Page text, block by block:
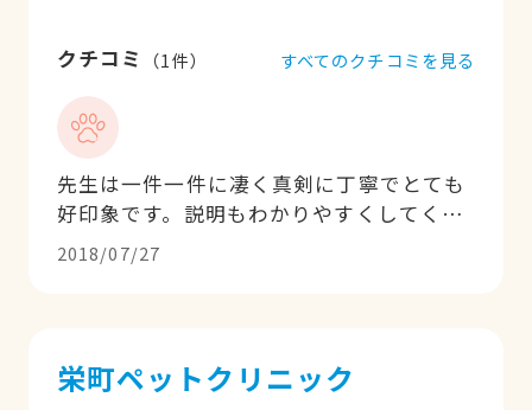
クチコミ （1件）
先生は一件一件に凄く真剣に丁寧でとても
好印象です。説明もわかりやすくしてくれ
て、話もしっかり聞いてくれます。その分
待ちますが（笑）信頼できるいい先生で
2018/07/27
すべてのクチコミを見る
栄町ペットクリニック